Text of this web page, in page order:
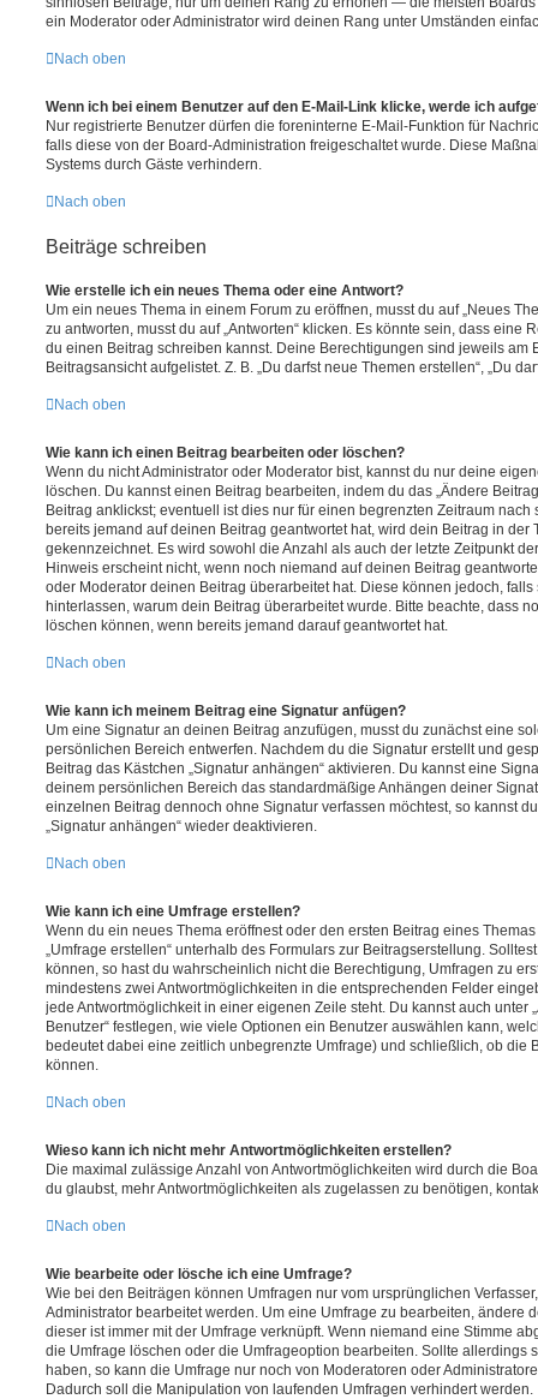
ein Moderator oder Administrator wird deinen Rang unter Umständen
Nach oben
Wenn ich bei einem Benutzer auf den E-Mail-Link klicke, werde ich
Nur registrierte Benutzer dürfen die foreninterne E-Mail-Funktion für
falls diese von der Board-Administration freigeschaltet wurde. Diese
Systems durch Gäste verhindern.
Nach oben
Beiträge schreiben
Wie erstelle ich ein neues Thema oder eine Antwort?
Um ein neues Thema in einem Forum zu eröffnen, musst du auf „Neues
zu antworten, musst du auf „Antworten“ klicken. Es könnte sein, dass eine
du einen Beitrag schreiben kannst. Deine Berechtigungen sind jeweils am
Beitragsansicht aufgelistet. Z. B. „Du darfst neue Themen erstellen“, „Du
Nach oben
Wie kann ich einen Beitrag bearbeiten oder löschen?
Wenn du nicht Administrator oder Moderator bist, kannst du nur deine
löschen. Du kannst einen Beitrag bearbeiten, indem du das „Ändere
Beitrag anklickst; eventuell ist dies nur für einen begrenzten Zeitraum
bereits jemand auf deinen Beitrag geantwortet hat, wird dein Beitrag in der
gekennzeichnet. Es wird sowohl die Anzahl als auch der letzte Zeitpunkt
Hinweis erscheint nicht, wenn noch niemand auf deinen Beitrag
oder Moderator deinen Beitrag überarbeitet hat. Diese können jedoch,
hinterlassen, warum dein Beitrag überarbeitet wurde. Bitte beachte, dass
löschen können, wenn bereits jemand darauf geantwortet hat.
Nach oben
Wie kann ich meinem Beitrag eine Signatur anfügen?
Um eine Signatur an deinen Beitrag anzufügen, musst du zunächst eine
persönlichen Bereich entwerfen. Nachdem du die Signatur erstellt und
Beitrag das Kästchen „Signatur anhängen“ aktivieren. Du kannst eine
deinem persönlichen Bereich das standardmäßige Anhängen deiner
einzelnen Beitrag dennoch ohne Signatur verfassen möchtest, so kannst
„Signatur anhängen“ wieder deaktivieren.
Nach oben
Wie kann ich eine Umfrage erstellen?
Wenn du ein neues Thema eröffnest oder den ersten Beitrag eines
„Umfrage erstellen“ unterhalb des Formulars zur Beitragserstellung.
können, so hast du wahrscheinlich nicht die Berechtigung, Umfragen zu
mindestens zwei Antwortmöglichkeiten in die entsprechenden Felder
jede Antwortmöglichkeit in einer eigenen Zeile steht. Du kannst auch unter
Benutzer“ festlegen, wie viele Optionen ein Benutzer auswählen kann,
bedeutet dabei eine zeitlich unbegrenzte Umfrage) und schließlich, ob die
können.
Nach oben
Wieso kann ich nicht mehr Antwortmöglichkeiten erstellen?
Die maximal zulässige Anzahl von Antwortmöglichkeiten wird durch die
du glaubst, mehr Antwortmöglichkeiten als zugelassen zu benötigen,
Nach oben
Wie bearbeite oder lösche ich eine Umfrage?
Wie bei den Beiträgen können Umfragen nur vom ursprünglichen
Administrator bearbeitet werden. Um eine Umfrage zu bearbeiten, ändere
dieser ist immer mit der Umfrage verknüpft. Wenn niemand eine Stimme
die Umfrage löschen oder die Umfrageoption bearbeiten. Sollte allerdings
haben, so kann die Umfrage nur noch von Moderatoren oder
Dadurch soll die Manipulation von laufenden Umfragen verhindert werden.